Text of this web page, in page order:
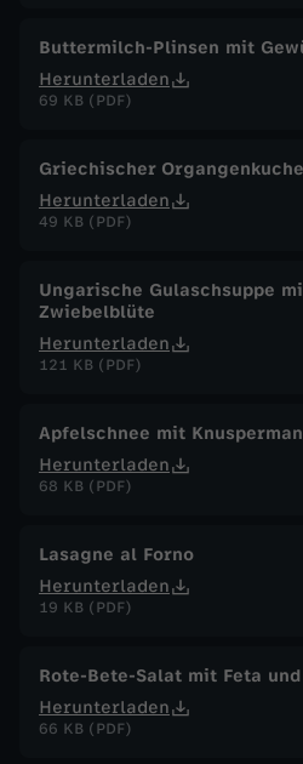
Buttermilch-Plinsen mit
Herunterladen
69 KB (PDF)
Griechischer
Herunterladen
49 KB (PDF)
Ungarische Gulaschsuppe
Zwiebelblüte
Herunterladen
121 KB (PDF)
Apfelschnee mit
Herunterladen
68 KB (PDF)
Lasagne al Forno
Herunterladen
19 KB (PDF)
Rote-Bete-Salat mit Feta
Herunterladen
66 KB (PDF)